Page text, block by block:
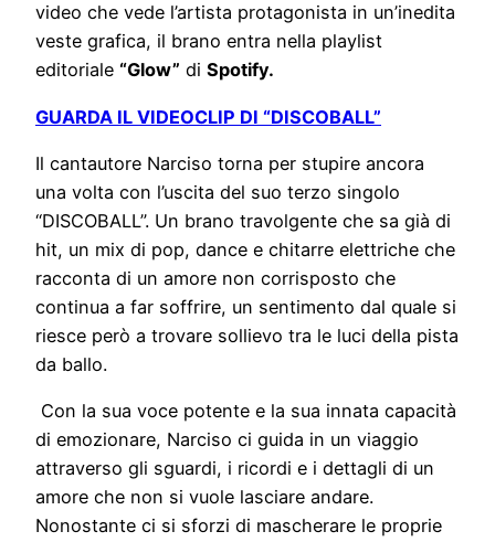
video che vede l’artista protagonista in un’inedita
veste grafica, il brano entra nella playlist
editoriale “Glow” di Spotify.
GUARDA IL VIDEOCLIP DI “DISCOBALL”
Il cantautore Narciso torna per stupire ancora
una volta con l’uscita del suo terzo singolo
“DISCOBALL”. Un brano travolgente che sa già di
hit, un mix di pop, dance e chitarre elettriche che
racconta di un amore non corrisposto che
continua a far soffrire, un sentimento dal quale si
riesce però a trovare sollievo tra le luci della pista
da ballo.
Con la sua voce potente e la sua innata capacità
di emozionare, Narciso ci guida in un viaggio
attraverso gli sguardi, i ricordi e i dettagli di un
amore che non si vuole lasciare andare.
Nonostante ci si sforzi di mascherare le proprie